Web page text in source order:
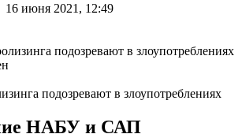
16 июня 2021, 12:49
подозревают в злоупотреблениях
НАБУ и САП